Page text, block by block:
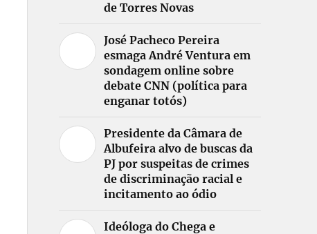
de Torres Novas
José Pacheco Pereira
esmaga André Ventura em
sondagem online sobre
debate CNN (política para
enganar totós)
Presidente da Câmara de
Albufeira alvo de buscas da
PJ por suspeitas de crimes
de discriminação racial e
incitamento ao ódio
Ideóloga do Chega e